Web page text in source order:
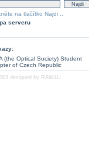
na tlačítko Najdi ..
serveru
(the Optical Society) Student
of Czech Republic
designed by RAW4U